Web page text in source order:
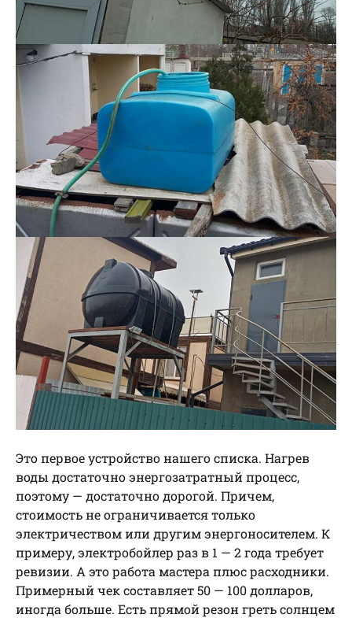
Это первое устройство нашего списка. Нагрев
воды достаточно энергозатратный процесс,
поэтому — достаточно дорогой. Причем,
стоимость не ограничивается только
электричеством или другим энергоносителем. К
примеру, электробойлер раз в 1 — 2 года требует
ревизии. А это работа мастера плюс расходники.
Примерный чек составляет 50 — 100 долларов,
иногда больше. Есть прямой резон греть солнцем